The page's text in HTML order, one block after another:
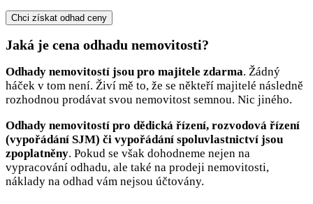
Chci získat odhad ceny
Jaká je cena odhadu nemovitosti?
Odhady nemovitostí jsou pro majitele zdarma. Žádný
háček v tom není. Živí mě to, že se někteří majitelé následně
rozhodnou prodávat svou nemovitost semnou. Nic jiného.
Odhady nemovitostí pro dědická řízení, rozvodová řízení
(vypořádání SJM) či vypořádání spoluvlastnictví jsou
zpoplatněny. Pokud se však dohodneme nejen na
vypracování odhadu, ale také na prodeji nemovitosti,
náklady na odhad vám nejsou účtovány.